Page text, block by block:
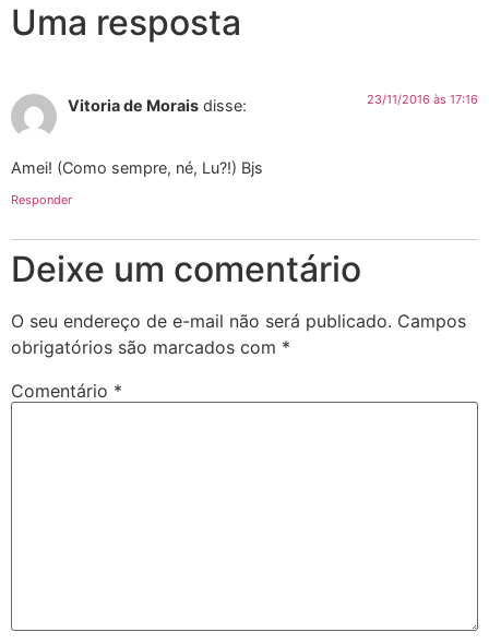
Uma resposta
Vitoria de Morais disse: 23/11/2016 às 17:16
Amei! (Como sempre, né, Lu?!) Bjs
Responder
Deixe um comentário
O seu endereço de e-mail não será publicado. Campos
obrigatórios são marcados com *
Comentário *